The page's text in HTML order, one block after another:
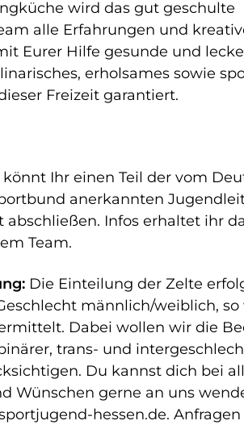
wird das gut geschulte
alle Erfahrungen und
Eurer Hilfe gesunde und
erholsames sowie
Freizeit garantiert.
könnt Ihr einen Teil der vom
anerkannten
abschließen. Infos erhaltet ihr
Team.
Die Einteilung der Zelte
männlich/weiblich,
Dabei wollen wir die
trans- und
Du kannst dich bei
Wünschen gerne an uns
hessen.de.